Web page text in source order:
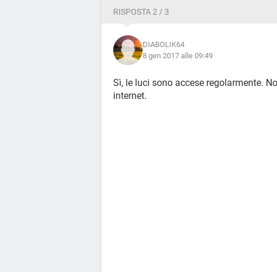
RISPOSTA 2 / 3
DIABOLIK64
8 gen 2017 alle 09:49
Sì, le luci sono accese regolarmente.
internet.